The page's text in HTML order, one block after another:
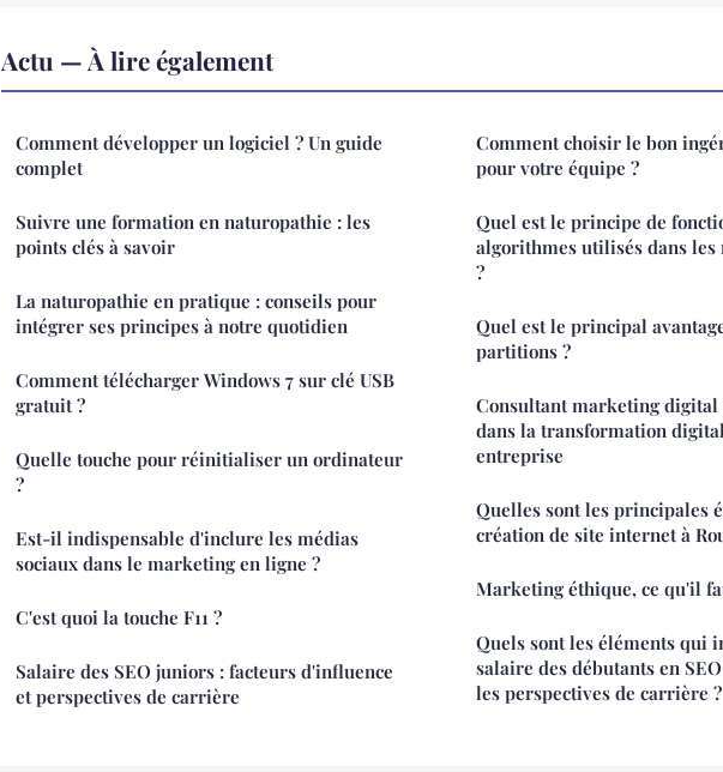
Actu — À lire également
Comment développer un logiciel ? Un guide
complet
Suivre une formation en naturopathie : les
points clés à savoir
La naturopathie en pratique : conseils pour
intégrer ses principes à notre quotidien
Comment télécharger Windows 7 sur clé USB
gratuit ?
Quelle touche pour réinitialiser un ordinateur
?
Est-il indispensable d'inclure les médias
sociaux dans le marketing en ligne ?
C'est quoi la touche F11 ?
Salaire des SEO juniors : facteurs d'influence
et perspectives de carrière
Comment choisir le bon
pour votre équipe ?
Quel est le principe de
algorithmes utilisés dans les
?
Quel est le principal
partitions ?
Consultant marketing digital
dans la transformation
entreprise
Quelles sont les principales
création de site internet à
Marketing éthique, ce qu'il
Quels sont les éléments qui
salaire des débutants en
les perspectives de carrière ?